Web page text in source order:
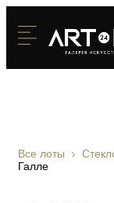
Все лоты
Галле